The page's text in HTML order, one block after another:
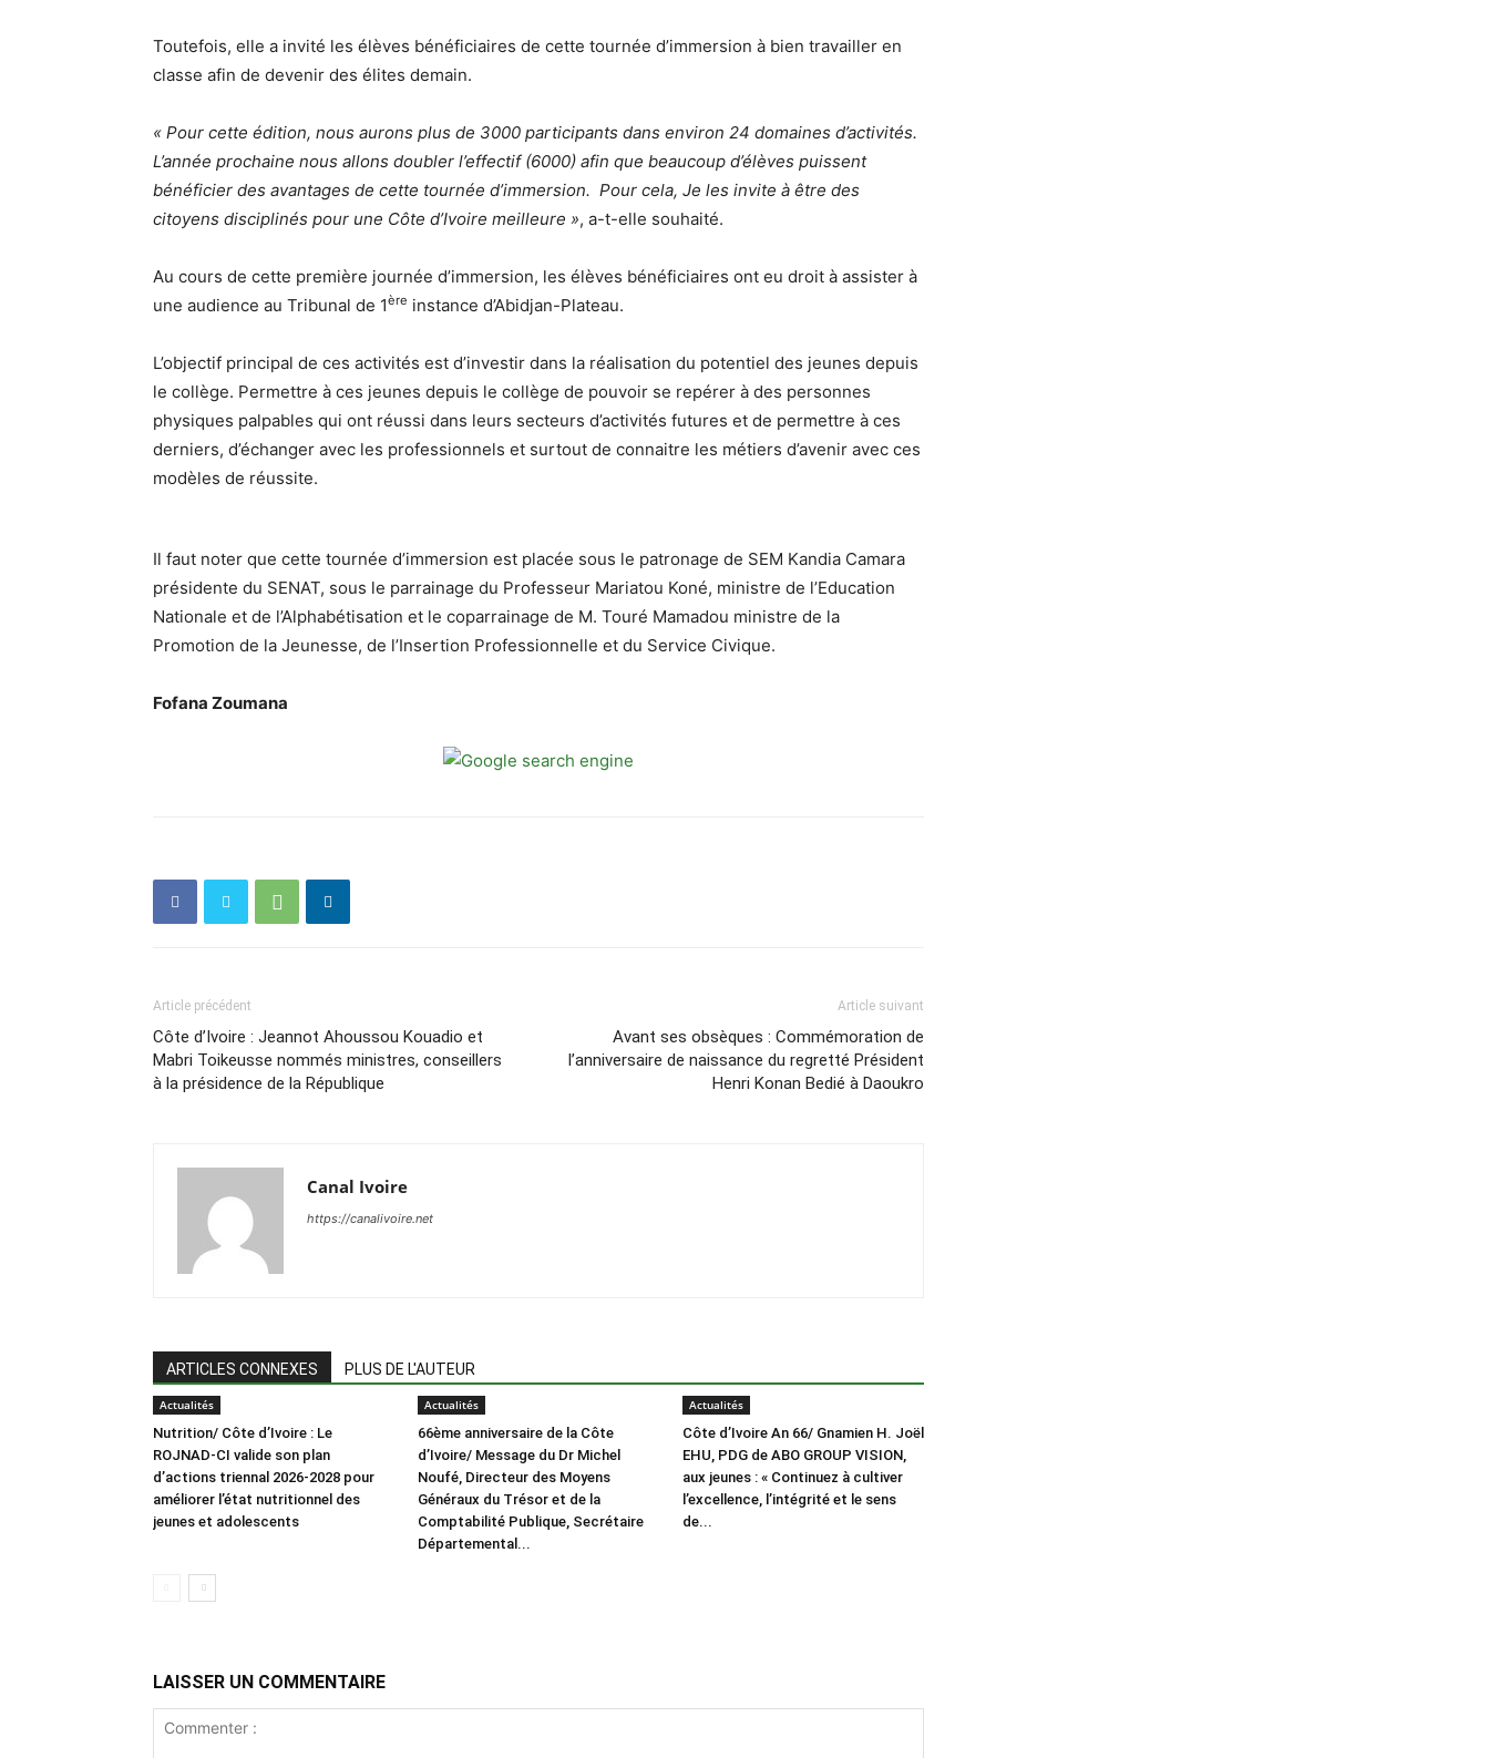
Toutefois, elle a invité les élèves bénéficiaires de cette tournée d’immersion à bien travailler en
classe afin de devenir des élites demain.
« Pour cette édition, nous aurons plus de 3000 participants dans environ 24 domaines d’activités.
L’année prochaine nous allons doubler l’effectif (6000) afin que beaucoup d’élèves puissent
bénéficier des avantages de cette tournée d’immersion. Pour cela, Je les invite à être des
citoyens disciplinés pour une Côte d’Ivoire meilleure », a-t-elle souhaité.
Au cours de cette première journée d’immersion, les élèves bénéficiaires ont eu droit à assister à
une audience au Tribunal de 1ère instance d’Abidjan-Plateau.
L’objectif principal de ces activités est d’investir dans la réalisation du potentiel des jeunes depuis
le collège. Permettre à ces jeunes depuis le collège de pouvoir se repérer à des personnes
physiques palpables qui ont réussi dans leurs secteurs d’activités futures et de permettre à ces
derniers, d’échanger avec les professionnels et surtout de connaitre les métiers d’avenir avec ces
modèles de réussite.
Il faut noter que cette tournée d’immersion est placée sous le patronage de SEM Kandia Camara
présidente du SENAT, sous le parrainage du Professeur Mariatou Koné, ministre de l’Education
Nationale et de l’Alphabétisation et le coparrainage de M. Touré Mamadou ministre de la
Promotion de la Jeunesse, de l’Insertion Professionnelle et du Service Civique.
Fofana Zoumana
Article précédent
Côte d’Ivoire : Jeannot Ahoussou Kouadio et
Mabri Toikeusse nommés ministres, conseillers
à la présidence de la République
Article suivant
Avant ses obsèques : Commémoration de
l’anniversaire de naissance du regretté Président
Henri Konan Bedié à Daoukro
Canal Ivoire
https://canalivoire.net
ARTICLES CONNEXES PLUS DE L'AUTEUR
Actualités
Nutrition/ Côte d’Ivoire : Le
ROJNAD-CI valide son plan
d’actions triennal 2026-2028 pour
améliorer l’état nutritionnel des
jeunes et adolescents
Actualités
66ème anniversaire de la Côte
d’Ivoire/ Message du Dr Michel
Noufé, Directeur des Moyens
Généraux du Trésor et de la
Comptabilité Publique, Secrétaire
Départemental...
Actualités
Côte d’Ivoire An 66/ Gnamien H. Joël
EHU, PDG de ABO GROUP VISION,
aux jeunes : « Continuez à cultiver
l’excellence, l’intégrité et le sens
de...
LAISSER UN COMMENTAIRE